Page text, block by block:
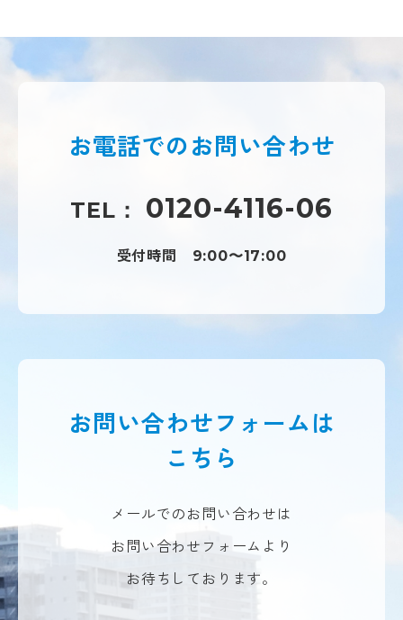
お電話でのお問い合わせ
TEL： 0120-4116-06
受付時間 9:00〜17:00
お問い合わせフォームは
こちら
メールでのお問い合わせは
お問い合わせフォームより
お待ちしております。